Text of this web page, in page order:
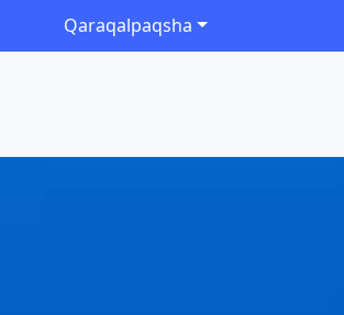
Qaraqalpaqsha